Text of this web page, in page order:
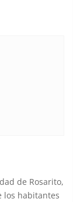
de Rosarito,
los habitantes